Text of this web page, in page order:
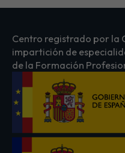
Centro registrado por la
impartición de
de la Formación